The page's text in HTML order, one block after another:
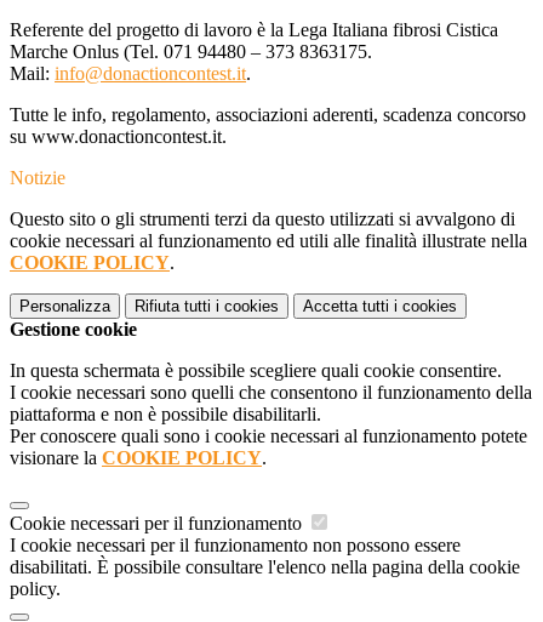
Referente del progetto di lavoro è la Lega Italiana fibrosi Cistica
Marche Onlus (Tel. 071 94480 – 373 8363175.
Mail: info@donactioncontest.it.
Tutte le info, regolamento, associazioni aderenti, scadenza concorso
su www.donactioncontest.it.
Notizie
Questo sito o gli strumenti terzi da questo utilizzati si avvalgono di
cookie necessari al funzionamento ed utili alle finalità illustrate nella
COOKIE POLICY.
Personalizza Rifiuta tutti i cookies Accetta tutti i cookies
Gestione cookie
In questa schermata è possibile scegliere quali cookie consentire.
I cookie necessari sono quelli che consentono il funzionamento della
piattaforma e non è possibile disabilitarli.
Per conoscere quali sono i cookie necessari al funzionamento potete
visionare la COOKIE POLICY.
Cookie necessari per il funzionamento
I cookie necessari per il funzionamento non possono essere
disabilitati. È possibile consultare l'elenco nella pagina della cookie
policy.